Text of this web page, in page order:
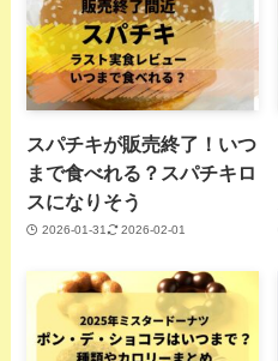
スパチキが販売終了！いつ
まで食べれる？スパチキロ
スになりそう
2026-01-31 2026-02-01